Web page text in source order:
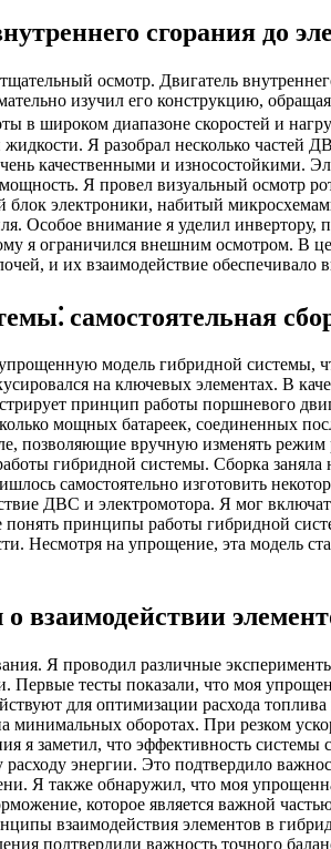
сгорания до
осмотр. Двигатель
изучил его конструкцию,
в широком диапазоне скоростей и
Я разобрал несколько
качественными и
Я провел визуальный осмотр
блок электроники, набитый
Особое внимание я уделил
я ограничился внешним осмотром. В
и их взаимодействие
самостоятельная
упрощенную модель гибридной
на ключевых элементах. В
принцип работы поршневого
мощных батареек, соединенных
позволяющие вручную изменять
гибридной системы. Сборка
самостоятельно изготовить
ДВС и электромотора. Я мог
принципы работы гибридной
Несмотря на упрощение, эта модель
взаимодействии
Я проводил различные
Первые тесты показали, что моя
для оптимизации расхода
минимальных оборотах. При резком
я заметил, что эффективность
энергии. Это подтвердило
Я также обнаружил, что моя
которое является важной
взаимодействия элементов в
подтвердили важность точного